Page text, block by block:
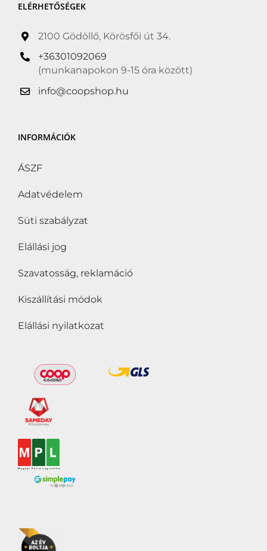
ELÉRHETŐSÉGEK
2100 Gödöllő, Körösfői út 34.
+36301092069
(munkanapokon 9-15 óra között)
info@coopshop.hu
INFORMÁCIÓK
ÁSZF
Adatvédelem
Süti szabályzat
Elállási jog
Szavatosság, reklamáció
Kiszállítási módok
Elállási nyilatkozat